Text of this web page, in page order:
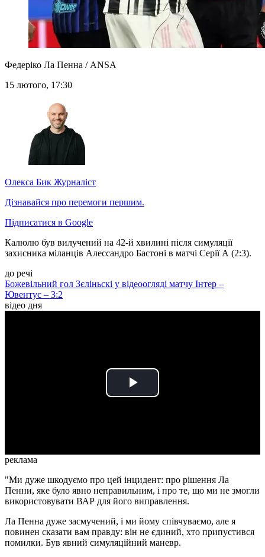
Федеріко Ла Пенна / ANSA
15 лютого, 17:30
Олекса Бик Журналіст
Дізнавайся про перемоги першим.
Підписатися в Google
Калюлю був вилучений на 42-й хвилині після симуляції
захисника міланців Алессандро Бастоні в матчі Серії А (2:3).
до речі
Божевільний гол Зєліньскі у відеоогляді матчу Інтер –
Ювентус – 3:2
відео дня
Play
реклама
"Ми дуже шкодуємо про цей інцидент: про рішення Ла
Пенни, яке було явно неправильним, і про те, що ми не змогли
використовувати ВАР для його виправлення.
Ла Пенна дуже засмучений, і ми йому співчуваємо, але я
повинен сказати вам правду: він не єдиний, хто припустився
помилки. Був явний симуляційний маневр.